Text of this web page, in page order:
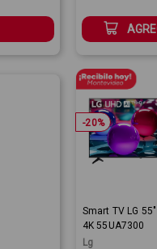
Smart TV LG
4K 55UA7300
Lg
-20%